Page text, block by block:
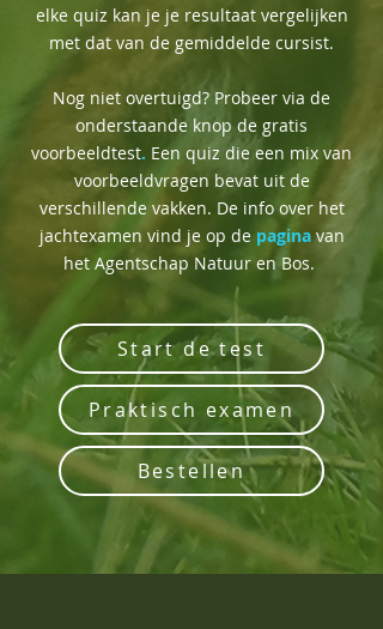
elke quiz kan je je resultaat vergelijken
met dat van de gemiddelde cursist.
Nog niet overtuigd? Probeer via de
onderstaande knop de gratis
voorbeeldtest. Een quiz die een mix van
voorbeeldvragen bevat uit de
verschillende vakken. De info over het
jachtexamen vind je op de paginavan
het Agentschap Natuur en Bos.
Start de test
Praktisch examen
Bestellen